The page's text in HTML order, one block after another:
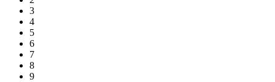
3
4
5
6
7
8
9